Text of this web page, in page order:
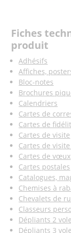
Fiches
produit
Adhésifs
Affiches,
Bloc-notes
Brochures
Calendriers
Cartes de
Cartes de
Cartes de visite
Cartes de visite
Cartes de vœux
Cartes postales
Catalogues,
Chemises à
Chevalets de
Classeurs
Dépliants 2
Dépliants 3